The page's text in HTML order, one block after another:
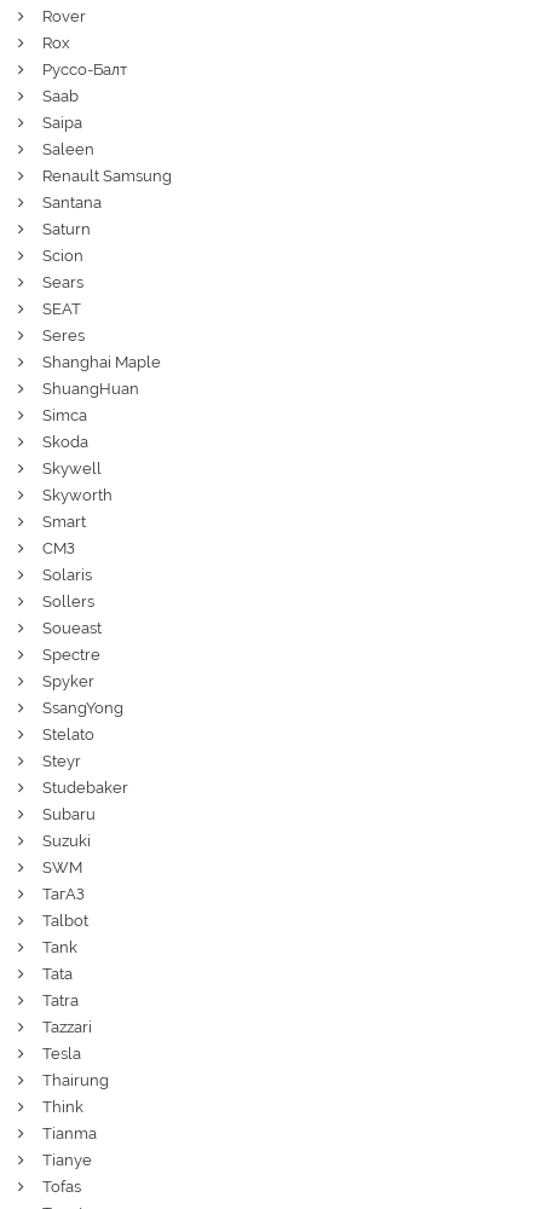
Rover
Rox
Руссо-Балт
Saab
Saipa
Saleen
Renault Samsung
Santana
Saturn
Scion
Sears
SEAT
Seres
Shanghai Maple
ShuangHuan
Simca
Skoda
Skywell
Skyworth
Smart
СМЗ
Solaris
Sollers
Soueast
Spectre
Spyker
SsangYong
Stelato
Steyr
Studebaker
Subaru
Suzuki
SWM
ТагАЗ
Talbot
Tank
Tata
Tatra
Tazzari
Tesla
Thairung
Think
Tianma
Tianye
Tofas